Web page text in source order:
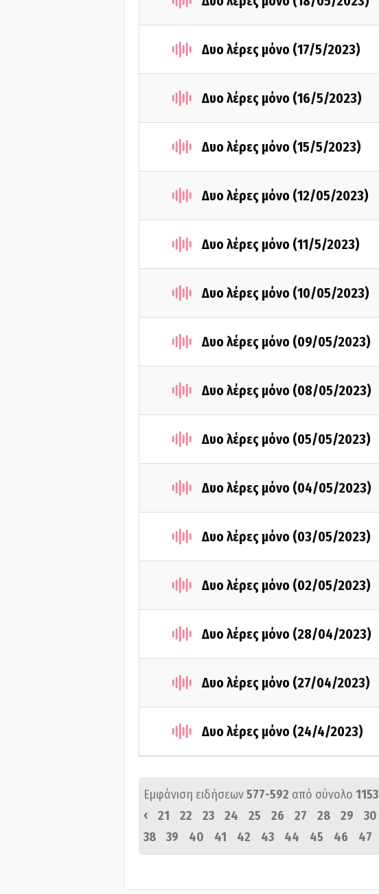
Δυο λέρες μόνο (17/5/2023)
Δυο λέρες μόνο (16/5/2023)
Δυο λέρες μόνο (15/5/2023)
Δυο λέρες μόνο (12/05/2023)
Δυο λέρες μόνο (11/5/2023)
Δυο λέρες μόνο (10/05/2023)
Δυο λέρες μόνο (09/05/2023)
Δυο λέρες μόνο (08/05/2023)
Δυο λέρες μόνο (05/05/2023)
Δυο λέρες μόνο (04/05/2023)
Δυο λέρες μόνο (03/05/2023)
Δυο λέρες μόνο (02/05/2023)
Δυο λέρες μόνο (28/04/2023)
Δυο λέρες μόνο (27/04/2023)
Δυο λέρες μόνο (24/4/2023)
Εμφάνιση ειδήσεων577-592 από σύνολο 1153
‹
21 22 23 24 25 26 27 28 29 30
38
39 40 41 42 43 44 45 46 47